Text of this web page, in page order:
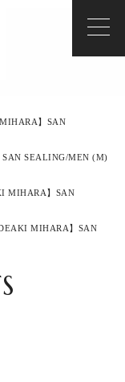
】SAN
SEALING/MEN (M)
MIHARA】SAN
MIHARA】SAN